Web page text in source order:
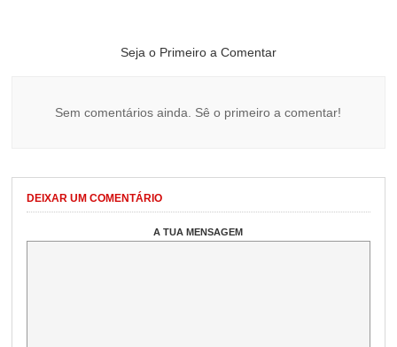
Seja o Primeiro a Comentar
Sem comentários ainda. Sê o primeiro a comentar!
DEIXAR UM COMENTÁRIO
A TUA MENSAGEM